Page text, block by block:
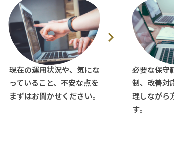
現在の運用状況や、気にな
っていること、不安な点を
まずはお聞かせください。
必要な保守
制、改善対
理しながら
す。